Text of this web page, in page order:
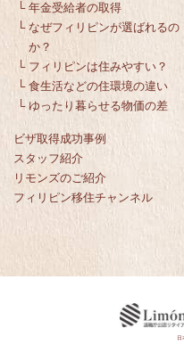
└ 年金受給者の取得
└ なぜフィリピンが選ばれるの
か？
└ フィリピンは住みやすい？
└ 食生活などの住環境の違い
└ ゆったり暮らせる物価の差
ビザ取得成功事例
スタッフ紹介
リモンズのご紹介
フィリピン移住チャンネル
日